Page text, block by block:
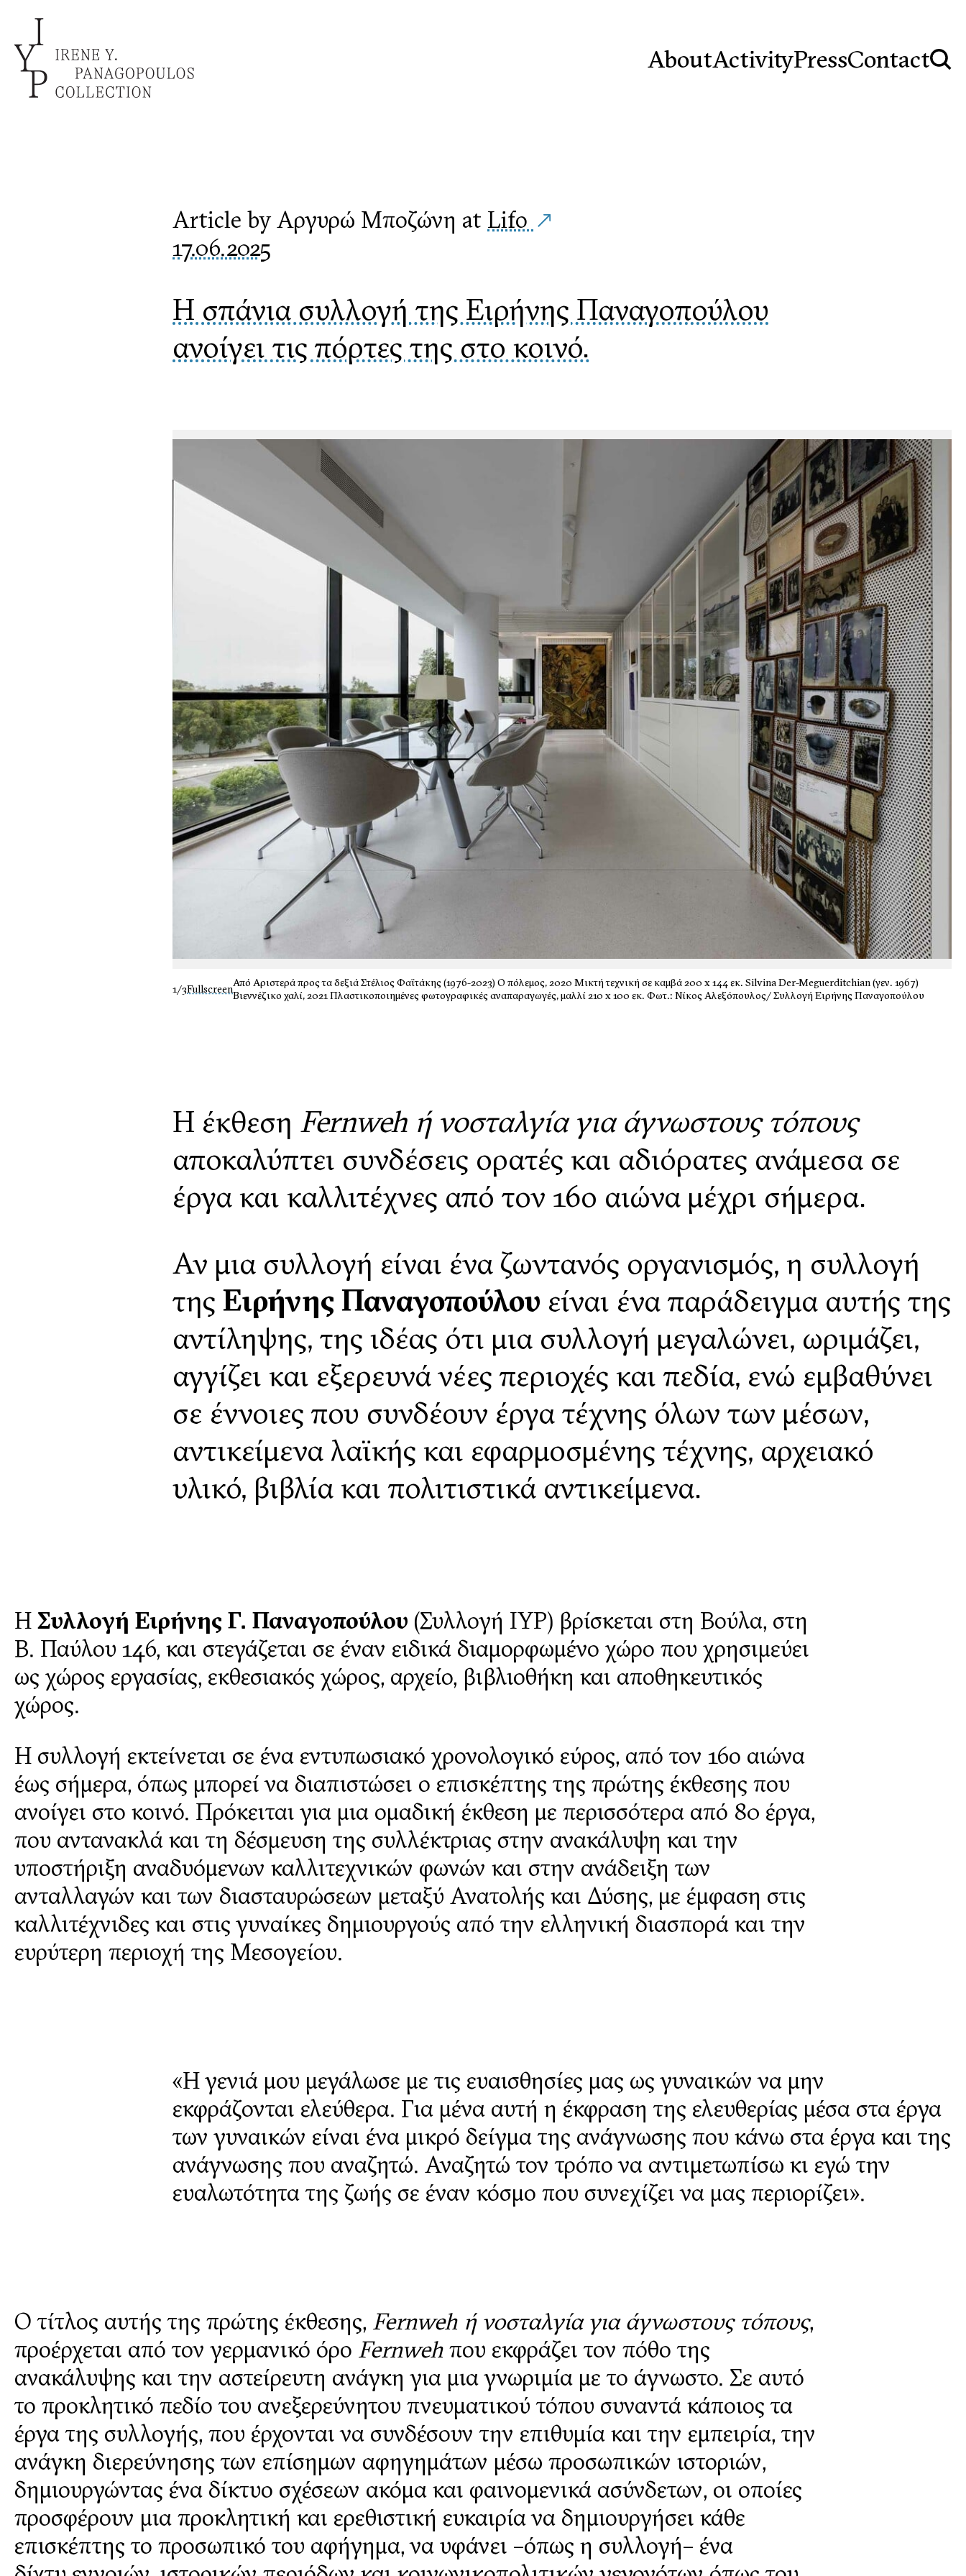
AboutActivityPressContact
Article by Αργυρώ Μποζώνη at Lifo
17.06.2025
Η σπάνια συλλογή της Ειρήνης Παναγοπούλου
ανοίγει τις πόρτες της στο κοινό.
1/3FullscreenΑπό Αριστερά προς τα δεξιά Στέλιος Φαϊτάκης (1976-2023) Ο πόλεμος, 2020 Μικτή τεχνική σε καμβά 200 x 144 εκ. Silvina Der-Meguerditchian (γεν. 1967)
Βιεννέζικο χαλί, 2021 Πλαστικοποιημένες φωτογραφικές αναπαραγωγές, μαλλί 210 x 100 εκ. Φωτ.: Νίκος Αλεξόπουλος/ Συλλογή Ειρήνης Παναγοπούλου
Η έκθεση Fernweh ή νοσταλγία για άγνωστους τόπους
αποκαλύπτει συνδέσεις ορατές και αδιόρατες ανάμεσα σε
έργα και καλλιτέχνες από τον 16ο αιώνα μέχρι σήμερα.
Αν μια συλλογή είναι ένα ζωντανός οργανισμός, η συλλογή
της Ειρήνης Παναγοπούλου είναι ένα παράδειγμα αυτής της
αντίληψης, της ιδέας ότι μια συλλογή μεγαλώνει, ωριμάζει,
αγγίζει και εξερευνά νέες περιοχές και πεδία, ενώ εμβαθύνει
σε έννοιες που συνδέουν έργα τέχνης όλων των μέσων,
αντικείμενα λαϊκής και εφαρμοσμένης τέχνης, αρχειακό
υλικό, βιβλία και πολιτιστικά αντικείμενα.
Η Συλλογή Ειρήνης Γ. Παναγοπούλου (Συλλογή IYP) βρίσκεται στη Βούλα, στη
Β. Παύλου 146, και στεγάζεται σε έναν ειδικά διαμορφωμένο χώρο που χρησιμεύει
ως χώρος εργασίας, εκθεσιακός χώρος, αρχείο, βιβλιοθήκη και αποθηκευτικός
χώρος.
Η συλλογή εκτείνεται σε ένα εντυπωσιακό χρονολογικό εύρος, από τον 16ο αιώνα
έως σήμερα, όπως μπορεί να διαπιστώσει ο επισκέπτης της πρώτης έκθεσης που
ανοίγει στο κοινό. Πρόκειται για μια ομαδική έκθεση με περισσότερα από 80 έργα,
που αντανακλά και τη δέσμευση της συλλέκτριας στην ανακάλυψη και την
υποστήριξη αναδυόμενων καλλιτεχνικών φωνών και στην ανάδειξη των
ανταλλαγών και των διασταυρώσεων μεταξύ Ανατολής και Δύσης, με έμφαση στις
καλλιτέχνιδες και στις γυναίκες δημιουργούς από την ελληνική διασπορά και την
ευρύτερη περιοχή της Μεσογείου.
«Η γενιά μου μεγάλωσε με τις ευαισθησίες μας ως γυναικών να μην
εκφράζονται ελεύθερα. Για μένα αυτή η έκφραση της ελευθερίας μέσα στα έργα
των γυναικών είναι ένα μικρό δείγμα της ανάγνωσης που κάνω στα έργα και της
ανάγνωσης που αναζητώ. Αναζητώ τον τρόπο να αντιμετωπίσω κι εγώ την
ευαλωτότητα της ζωής σε έναν κόσμο που συνεχίζει να μας περιορίζει».
Ο τίτλος αυτής της πρώτης έκθεσης, Fernweh ή νοσταλγία για άγνωστους τόπους,
προέρχεται από τον γερμανικό όρο Fernweh που εκφράζει τον πόθο της
ανακάλυψης και την αστείρευτη ανάγκη για μια γνωριμία με το άγνωστο. Σε αυτό
το προκλητικό πεδίο του ανεξερεύνητου πνευματικού τόπου συναντά κάποιος τα
έργα της συλλογής, που έρχονται να συνδέσουν την επιθυμία και την εμπειρία, την
ανάγκη διερεύνησης των επίσημων αφηγημάτων μέσω προσωπικών ιστοριών,
δημιουργώντας ένα δίκτυο σχέσεων ακόμα και φαινομενικά ασύνδετων, οι οποίες
προσφέρουν μια προκλητική και ερεθιστική ευκαιρία να δημιουργήσει κάθε
επισκέπτης το προσωπικό του αφήγημα, να υφάνει –όπως η συλλογή– ένα